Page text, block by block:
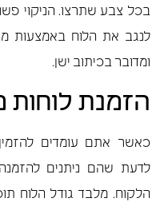
בכל צבע שתרצו. הניקוי
לנגב את הלוח באמצעות
ומדובר בכיתוב ישן.
הזמנת לוחות
כאשר אתם עומדים
לדעת שהם ניתנים
הלקוח. מלבד גודל הלוח